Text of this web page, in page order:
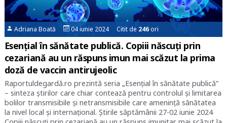
Adriana Boată 04 iunie 2024 Citit de 246ori
Esențial în sănătate publică. Copiii născuți prin
cezariană au un răspuns imun mai scăzut la prima
doză de vaccin antirujeolic
Raportuldegardă.ro prezintă seria „Esențial în sănătate publică”
– sinteza știrilor care chiar contează pentru controlul și limitarea
bolilor transmisibile și netransmisibile care amenință sănătatea
la nivel local și internațional. Știrile săptămânii 27-02 iunie 2024